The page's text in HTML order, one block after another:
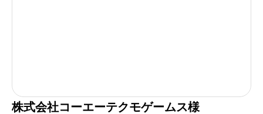
株式会社コーエーテクモゲームス様